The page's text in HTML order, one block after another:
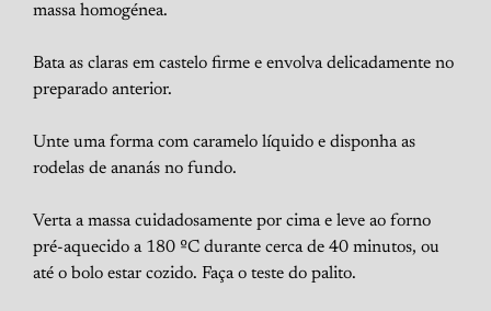
massa homogénea.
Bata as claras em castelo firme e envolva delicadamente no
preparado anterior.
Unte uma forma com caramelo líquido e disponha as
rodelas de ananás no fundo.
Verta a massa cuidadosamente por cima e leve ao forno
pré-aquecido a 180 ºC durante cerca de 40 minutos, ou
até o bolo estar cozido. Faça o teste do palito.